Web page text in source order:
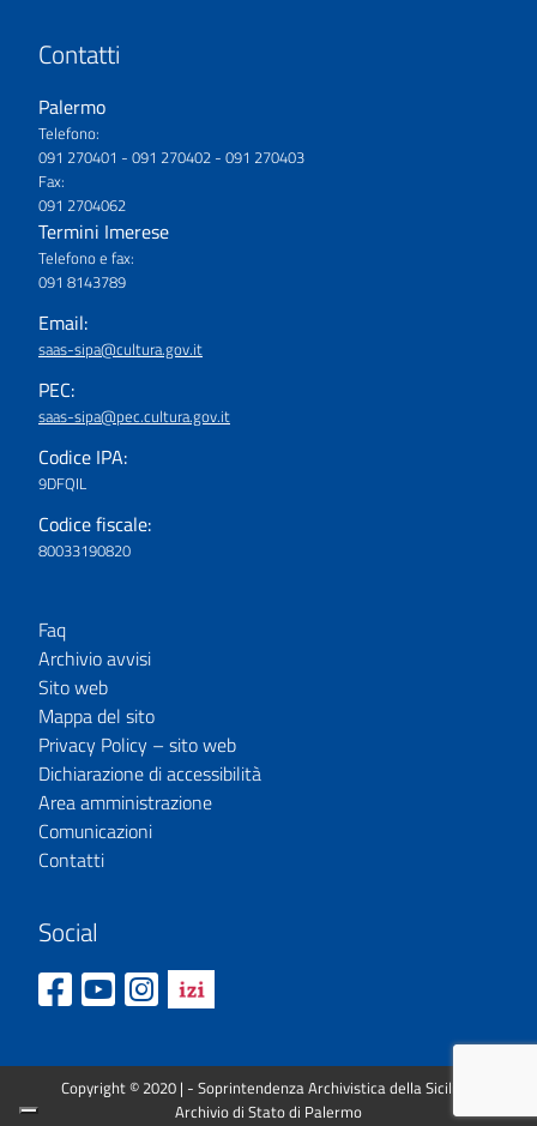
Contatti
Palermo
Telefono:
091 270401 - 091 270402 - 091 270403
Fax:
091 2704062
Termini Imerese
Telefono e fax:
091 8143789
Email:
saas-sipa@cultura.gov.it
PEC:
saas-sipa@pec.cultura.gov.it
Codice IPA:
9DFQIL
Codice fiscale:
80033190820
Faq
Archivio avvisi
Sito web
Mappa del sito
Privacy Policy – sito web
Dichiarazione di accessibilità
Area amministrazione
Comunicazioni
Contatti
Social
Copyright © 2020 | - Soprintendenza Archivistica della Sicilia –
Archivio di Stato di Palermo